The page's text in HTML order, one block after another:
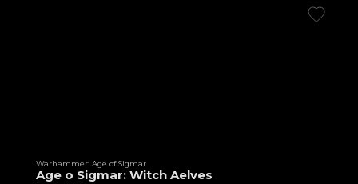
Warhammer: Age of Sigmar
Age o Sigmar: Witch Aelves